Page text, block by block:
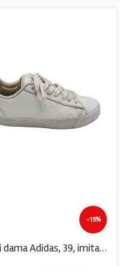
-15%
Tenisi dama Adidas, 39, imitatie de piele, alb